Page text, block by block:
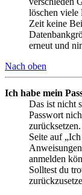
löschen viele
Zeit keine
erneut und
Nach oben
Ich habe mein
Das ist nicht
Passwort
Seite auf
anmelden
Solltest du